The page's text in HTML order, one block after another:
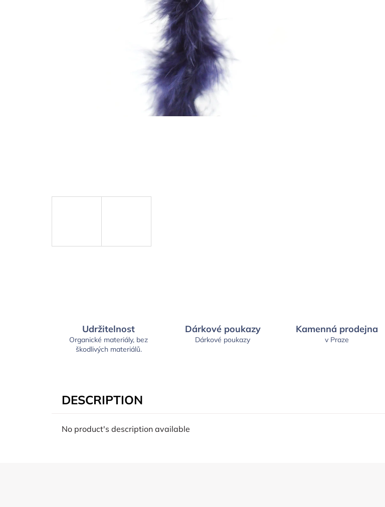
Udržitelnost
Organické materiály, bez
škodlivých materiálů.
Dárkové poukazy
Dárkové poukazy
Kamenná prodejna
v Praze
DESCRIPTION
No product's description available